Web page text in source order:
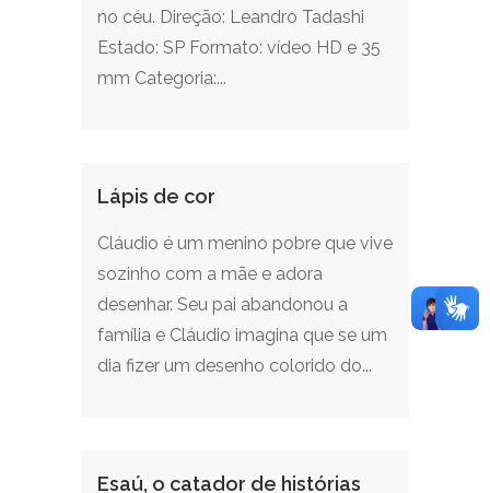
no céu. Direção: Leandro Tadashi
Estado: SP Formato: vídeo HD e 35
mm Categoria:...
Lápis de cor
Cláudio é um menino pobre que vive
sozinho com a mãe e adora
desenhar. Seu pai abandonou a
família e Cláudio imagina que se um
dia fizer um desenho colorido do...
Esaú, o catador de histórias